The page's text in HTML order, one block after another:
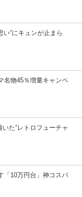
”にキュンが止まら
名物45％増量キャンペ
た”レトロフューチャ
「10万円台」神コスパ